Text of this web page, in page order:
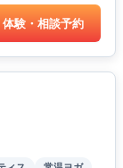
体験・相談予約